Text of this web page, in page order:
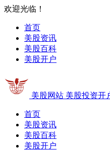
欢迎光临！
首页
美股资讯
美股百科
美股开户
美股网站 美股投资开
首页
美股资讯
美股百科
美股开户